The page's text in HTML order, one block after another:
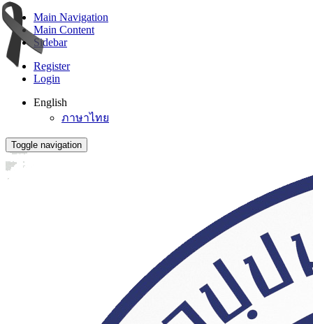
Main Navigation
Main Content
Sidebar
Register
Login
English
ภาษาไทย
Toggle navigation